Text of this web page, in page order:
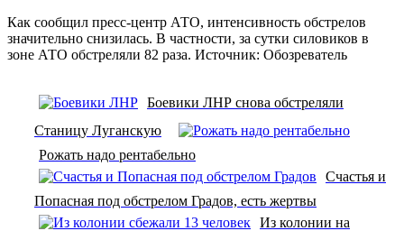
Как сообщил пресс-центр АТО, интенсивность обстрелов
значительно снизилась. В частности, за сутки силовиков в
зоне АТО обстреляли 82 раза. Источник: Обозреватель
Боевики ЛНР снова обстреляли
Станицу Луганскую
Рожать надо рентабельно
Счастья и
Попасная под обстрелом Градов, есть жертвы
Из колонии на